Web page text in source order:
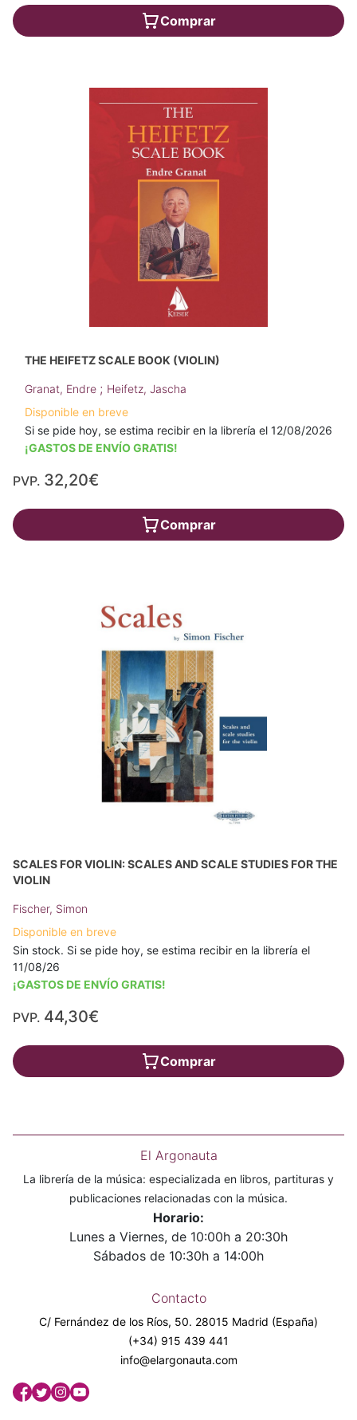
Comprar
THE HEIFETZ SCALE BOOK (VIOLIN)
Granat, Endre ; Heifetz, Jascha
Disponible en breve
Si se pide hoy, se estima recibir en la librería el 12/08/2026
¡GASTOS DE ENVÍO GRATIS!
PVP. 32,20€
Comprar
SCALES FOR VIOLIN: SCALES AND SCALE STUDIES FOR THE
VIOLIN
Fischer, Simon
Disponible en breve
Sin stock. Si se pide hoy, se estima recibir en la librería el
11/08/26
¡GASTOS DE ENVÍO GRATIS!
PVP. 44,30€
Comprar
El Argonauta
La librería de la música: especializada en libros, partituras y
publicaciones relacionadas con la música.
Horario:
Lunes a Viernes, de 10:00h a 20:30h
Sábados de 10:30h a 14:00h
Contacto
C/ Fernández de los Ríos, 50. 28015 Madrid (España)
(+34) 915 439 441
info@elargonauta.com